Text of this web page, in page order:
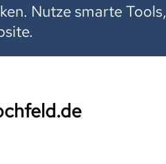
Nutze smarte Tools,